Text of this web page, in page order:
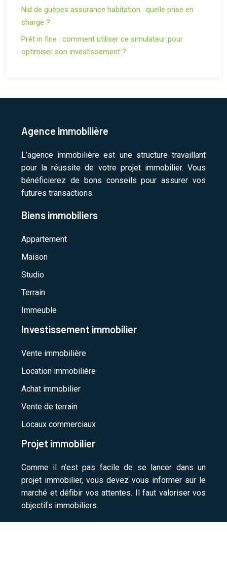
Nid de guêpes assurance habitation : quelle prise en
charge ?
Prêt in fine : comment utiliser ce simulateur pour
optimiser son investissement ?
Agence immobilière
L’agence immobilière est une structure travaillant
pour la réussite de votre projet immobilier. Vous
bénéficierez de bons conseils pour assurer vos
futures transactions.
Biens immobiliers
Appartement
Maison
Studio
Terrain
Immeuble
Investissement immobilier
Vente immobilière
Location immobilière
Achat immobilier
Vente de terrain
Locaux commerciaux
Projet immobilier
Comme il n’est pas facile de se lancer dans un
projet immobilier, vous devez vous informer sur le
marché et défibir vos attentes. Il faut valoriser vos
objectifs immobiliers.